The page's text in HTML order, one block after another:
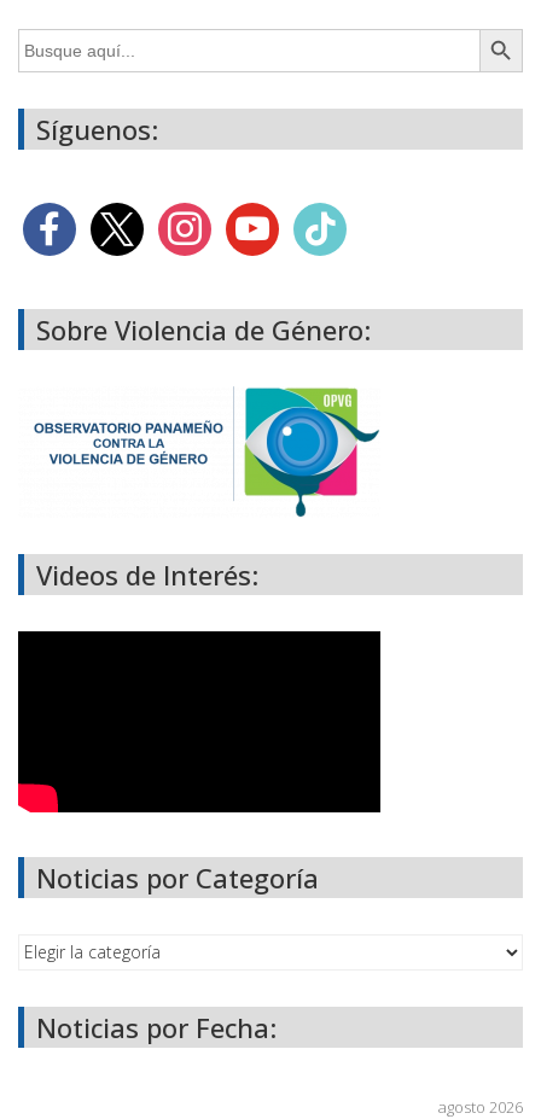
Buscar: Botón de
Síguenos:
Sobre Violencia de Género:
Videos de Interés:
Noticias por Categoría
Noticias por Fecha:
agosto 2026